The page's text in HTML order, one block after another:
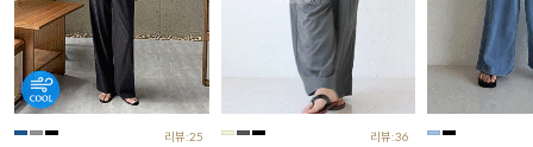
리뷰:25
리뷰:36